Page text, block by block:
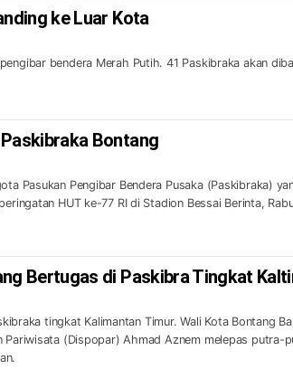
ke Luar Kota
bendera Merah Putih. 41 Paskibraka akan
Bontang
Pasukan Pengibar Bendera Pusaka (Paskibraka)
HUT ke-77 RI di Stadion Bessai Berinta,
Bertugas di Paskibra Tingkat
tingkat Kalimantan Timur. Wali Kota Bontang
Pariwisata (Dispopar) Ahmad Aznem melepas putra-